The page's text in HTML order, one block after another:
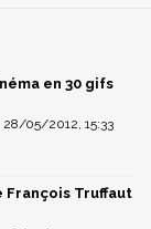
en 30 gifs
28/05/2012, 15:33
François Truffaut